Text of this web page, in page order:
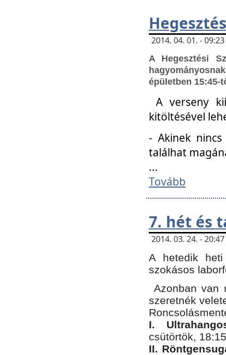
2014. 04. 01. -
A Hegesztési
épületben 15:45-
A verseny
kitöltésével
- Akinek
találhat
...
Tovább
7. hét és
2014. 03. 24. -
A hetedik
szokásos
Azonban van
szeretnék
I.
csütörtök,
II.